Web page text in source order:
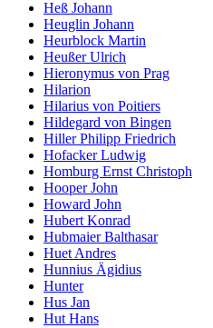
Heß Johann
Heuglin Johann
Heurblock Martin
Heußer Ulrich
Hieronymus von Prag
Hilarion
Hilarius von Poitiers
Hildegard von Bingen
Hiller Philipp Friedrich
Hofacker Ludwig
Homburg Ernst Christoph
Hooper John
Howard John
Hubert Konrad
Hubmaier Balthasar
Huet Andres
Hunnius Ägidius
Hunter
Hus Jan
Hut Hans